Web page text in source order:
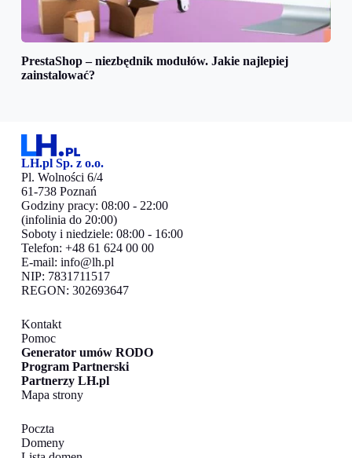
PrestaShop – niezbędnik modułów. Jakie najlepiej
zainstalować?
LH.pl Sp. z o.o.
Pl. Wolności 6/4
61-738 Poznań
Godziny pracy: 08:00 - 22:00
(infolinia do 20:00)
Soboty i niedziele: 08:00 - 16:00
Telefon: +48 61 624 00 00
E-mail: info@lh.pl
NIP: 7831711517
REGON: 302693647
Kontakt
Pomoc
Generator umów RODO
Program Partnerski
Partnerzy LH.pl
Mapa strony
Poczta
Domeny